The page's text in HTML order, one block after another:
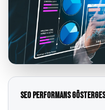
SEO Performans